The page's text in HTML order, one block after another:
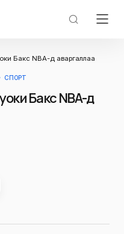
Бакс NBA-д аваргаллаа
СПОРТ
Бакс NBA-д